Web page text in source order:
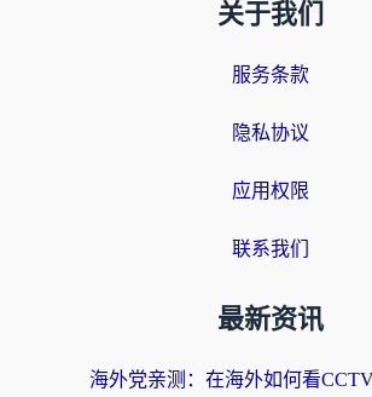
关于我们
服务条款
隐私协议
应用权限
联系我们
最新资讯